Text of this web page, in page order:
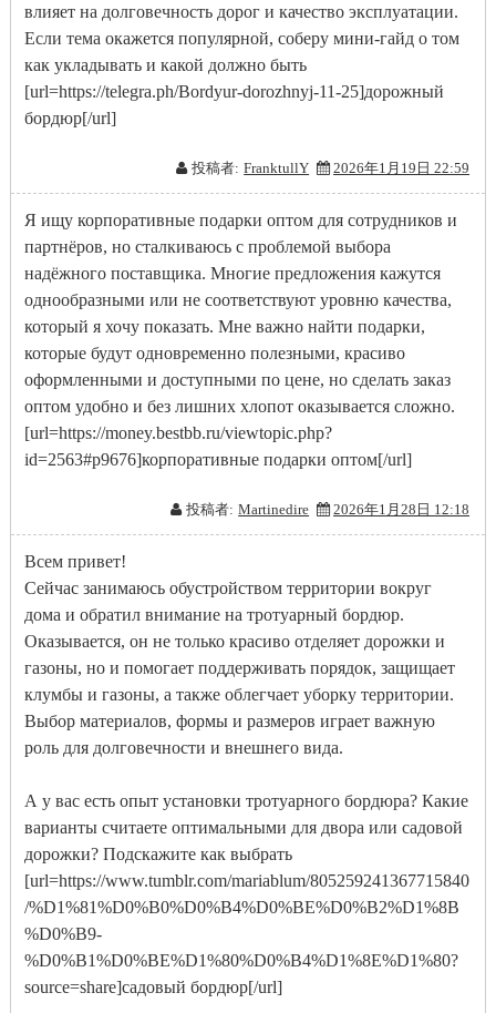
влияет на долговечность дорог и качество эксплуатации.
Если тема окажется популярной, соберу мини-гайд о том
как укладывать и какой должно быть
[url=https://telegra.ph/Bordyur-dorozhnyj-11-25]дорожный
бордюр[/url]
投稿者: FranktullY 2026年1月19日 22:59
Я ищу корпоративные подарки оптом для сотрудников и
партнёров, но сталкиваюсь с проблемой выбора
надёжного поставщика. Многие предложения кажутся
однообразными или не соответствуют уровню качества,
который я хочу показать. Мне важно найти подарки,
которые будут одновременно полезными, красиво
оформленными и доступными по цене, но сделать заказ
оптом удобно и без лишних хлопот оказывается сложно.
[url=https://money.bestbb.ru/viewtopic.php?
id=2563#p9676]корпоративные подарки оптом[/url]
投稿者: Martinedire 2026年1月28日 12:18
Всем привет!
Сейчас занимаюсь обустройством территории вокруг
дома и обратил внимание на тротуарный бордюр.
Оказывается, он не только красиво отделяет дорожки и
газоны, но и помогает поддерживать порядок, защищает
клумбы и газоны, а также облегчает уборку территории.
Выбор материалов, формы и размеров играет важную
роль для долговечности и внешнего вида.
А у вас есть опыт установки тротуарного бордюра? Какие
варианты считаете оптимальными для двора или садовой
дорожки? Подскажите как выбрать
[url=https://www.tumblr.com/mariablum/805259241367715840
/%D1%81%D0%B0%D0%B4%D0%BE%D0%B2%D1%8B
%D0%B9-
%D0%B1%D0%BE%D1%80%D0%B4%D1%8E%D1%80?
source=share]садовый бордюр[/url]